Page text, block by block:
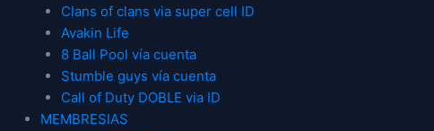
Clans of clans via super cell ID
Avakin Life
8 Ball Pool vía cuenta
Stumble guys vía cuenta
Call of Duty DOBLE via ID
MEMBRESIAS